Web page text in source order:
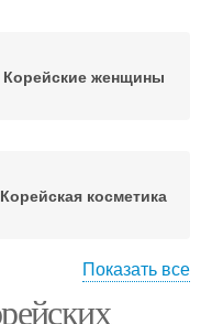
Корейские женщины
Корейская косметика
Корейские
Показать все